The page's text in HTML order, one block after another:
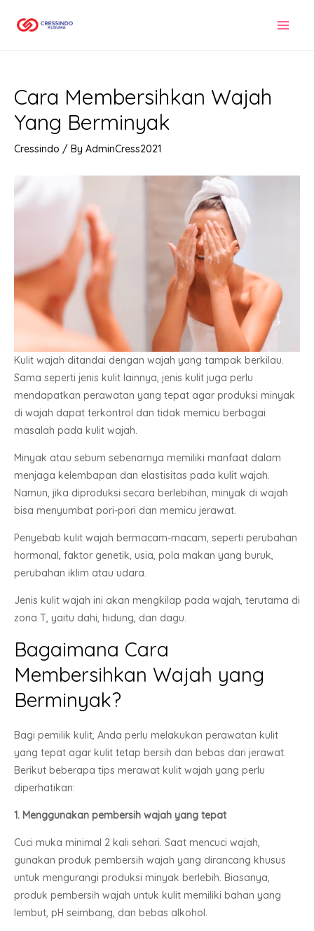
Cara Membersihkan Wajah
Yang Berminyak
Cressindo / By AdminCress2021
Kulit wajah ditandai dengan wajah yang tampak berkilau.
Sama seperti jenis kulit lainnya, jenis kulit juga perlu
mendapatkan perawatan yang tepat agar produksi minyak
di wajah dapat terkontrol dan tidak memicu berbagai
masalah pada kulit wajah.
Minyak atau sebum sebenarnya memiliki manfaat dalam
menjaga kelembapan dan elastisitas pada kulit wajah.
Namun, jika diproduksi secara berlebihan, minyak di wajah
bisa menyumbat pori-pori dan memicu jerawat.
Penyebab kulit wajah bermacam-macam, seperti perubahan
hormonal, faktor genetik, usia, pola makan yang buruk,
perubahan iklim atau udara.
Jenis kulit wajah ini akan mengkilap pada wajah, terutama di
zona T, yaitu dahi, hidung, dan dagu.
Bagaimana Cara
Membersihkan Wajah yang
Berminyak?
Bagi pemilik kulit, Anda perlu melakukan perawatan kulit
yang tepat agar kulit tetap bersih dan bebas dari jerawat.
Berikut beberapa tips merawat kulit wajah yang perlu
diperhatikan:
1. Menggunakan pembersih wajah yang tepat
Cuci muka minimal 2 kali sehari. Saat mencuci wajah,
gunakan produk pembersih wajah yang dirancang khusus
untuk mengurangi produksi minyak berlebih. Biasanya,
produk pembersih wajah untuk kulit memiliki bahan yang
lembut, pH seimbang, dan bebas alkohol.